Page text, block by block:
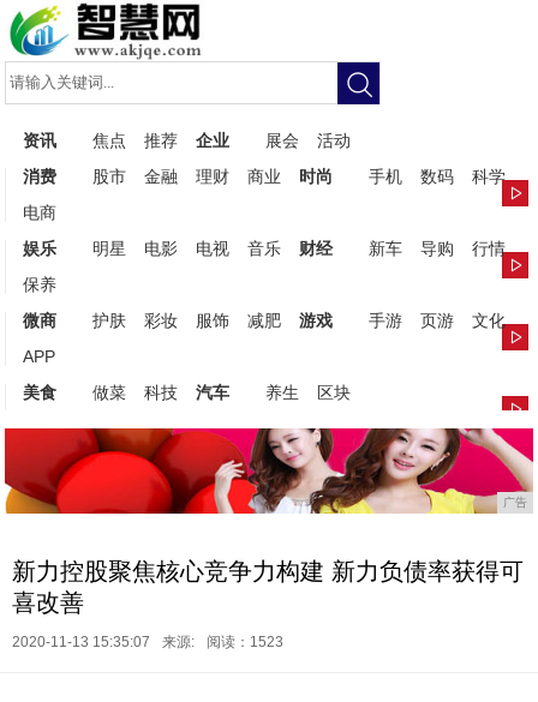
资讯 焦点 推荐 企业 展会
活动
消费
股市 金融 理财 商业 时尚 手机 数码
科学
电商
娱乐
明星 电影 电视 音乐 财经 新车 导购
行情
保养
微商
护肤 彩妆 服饰 减肥 游戏 手游 页游
文化
APP
美食
做菜 科技 汽车 养生 区块
广告
新力控股聚焦核心竞争力构建 新力负债率获得可
喜改善
2020-11-13 15:35:07 来源: 阅读：1523